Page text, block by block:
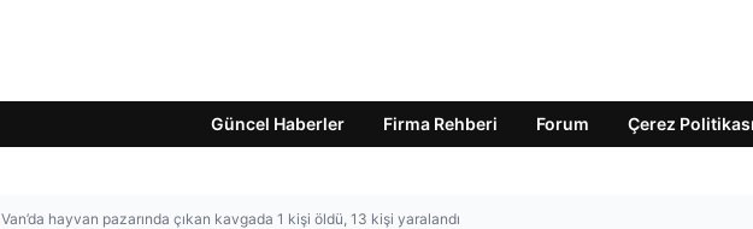
Güncel Haberler Firma Rehberi Forum Çerez Politikası
Van’da hayvan pazarında çıkan kavgada 1 kişi öldü, 13 kişi yaralandı